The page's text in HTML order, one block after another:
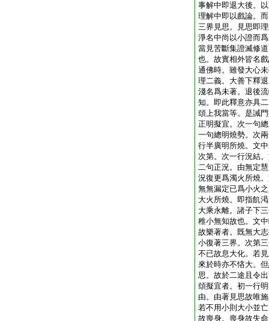
事解中即退大後。
理解中即以戲論。
三界見思。見思即
淨名中尚以小證而
當見苦斷集證滅修
也。故實相外皆名
通佛時。雖發大心
理二義。大善下釋
淺名爲未著。退後
知。即此釋意亦具
頌上我當等。是誡
正明擬宜。次一句
一句總明燒勢。次
行半廣明所燒。文
次第。次一行況結
二句正況。由無定
況復更爲濁火所燒
無無漏定已爲小火
大火所燒。即指飢
大乘永離。諸子下
稚小無知故也。文
故樂著者。既無大
小復著三界。次第
不已故息大化。若
來於時亦不悋大。
思。故於二途且令
頌擬宜者。初一行
由。由著見思故唯
若不用小則大小並
故喪身。喪身故失